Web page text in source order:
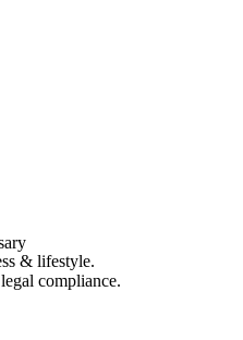
& lifestyle.
compliance.